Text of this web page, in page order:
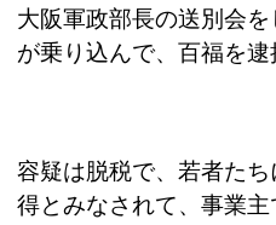
大阪軍政部長の送別会
が乗り込んで、百福を逮
容疑は脱税で、若者た
得とみなされて、事業